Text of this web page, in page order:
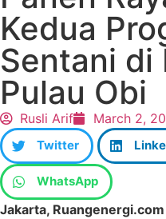
Kedua
Sentani di
Pulau Obi
Rusli Arif March 2,
Twitter
WhatsApp
Jakarta, Ruangenergi.com